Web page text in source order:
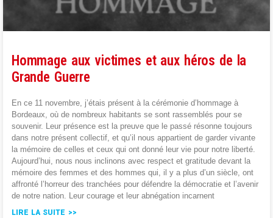
Hommage aux victimes et aux héros de la
Grande Guerre
En ce 11 novembre, j’étais présent à la cérémonie d’hommage à
Bordeaux, où de nombreux habitants se sont rassemblés pour se
souvenir. Leur présence est la preuve que le passé résonne toujours
dans notre présent collectif, et qu’il nous appartient de garder vivante
la mémoire de celles et ceux qui ont donné leur vie pour notre liberté.
Aujourd’hui, nous nous inclinons avec respect et gratitude devant la
mémoire des femmes et des hommes qui, il y a plus d’un siècle, ont
affronté l’horreur des tranchées pour défendre la démocratie et l’avenir
de notre nation. Leur courage et leur abnégation incarnent
LIRE LA SUITE >>